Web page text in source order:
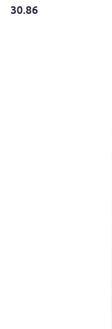
30.86